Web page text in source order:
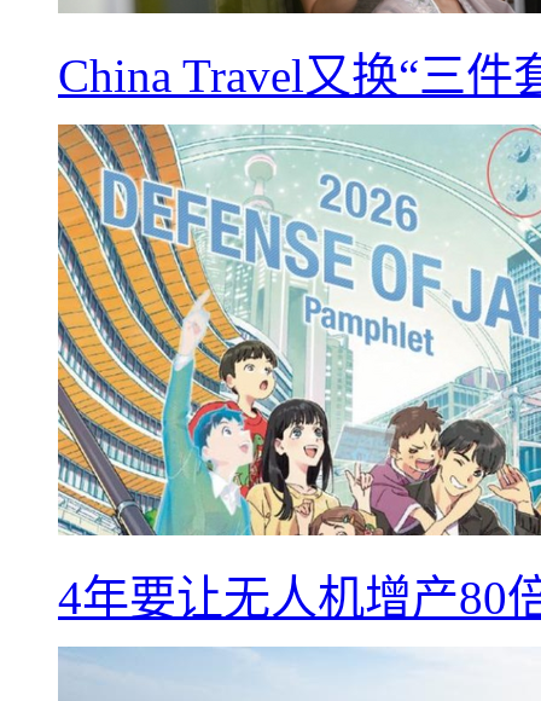
China Travel又换“三
4年要让无人机增产80